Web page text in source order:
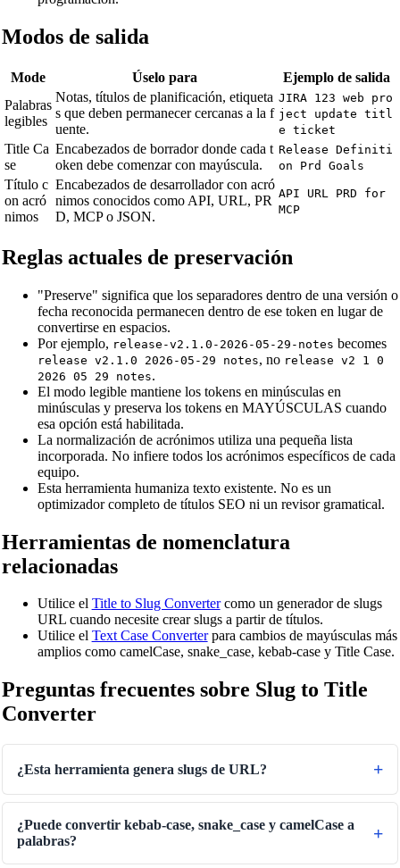
Convertidor de Longitud
Modos de salida
Mode Úselo para
Ejemplo de salida
Palabras
legibles
Notas, títulos de planificación, etiqueta
s que deben permanecer cercanas a la f
uente.
JIRA 123 web pro
ject update titl
e ticket
Title Ca
se
Encabezados de borrador donde cada t
oken debe comenzar con mayúscula.
Release Definiti
on Prd Goals
Título c
on acró
nimos
Encabezados de desarrollador con acró
nimos conocidos como API, URL, PR
D, MCP o JSON.
API URL PRD for
MCP
Reglas actuales de preservación
"Preserve" significa que los separadores dentro de una versión o
fecha reconocida permanecen dentro de ese token en lugar de
convertirse en espacios.
Por ejemplo, release-v2.1.0-2026-05-29-notes becomes
release v2.1.0 2026-05-29 notes, no release v2 1 0
2026 05 29 notes.
El modo legible mantiene los tokens en minúsculas en
minúsculas y preserva los tokens en MAYÚSCULAS cuando
esa opción está habilitada.
La normalización de acrónimos utiliza una pequeña lista
incorporada. No infiere todos los acrónimos específicos de cada
equipo.
Esta herramienta humaniza texto existente. No es un
optimizador completo de títulos SEO ni un revisor gramatical.
Herramientas de nomenclatura
relacionadas
Utilice el Title to Slug Convertercomo un generador de slugs
URL cuando necesite crear slugs a partir de títulos.
Utilice el Text Case Converterpara cambios de mayúsculas más
amplios como camelCase, snake_case, kebab-case y Title Case.
Preguntas frecuentes sobre Slug to Title
Converter
¿Esta herramienta genera slugs de URL?
¿Puede convertir kebab-case, snake_case y camelCase a
palabras?